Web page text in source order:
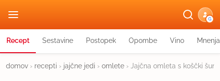
G
Recept Sestavine Postopek Opombe Vino Mnenja
domov › recepti › jajčne jedi › omlete › Jajčna omleta s koščki